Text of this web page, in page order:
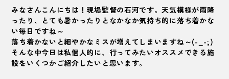
みなさんこんにちは！現場監督の石河です。天気模様が雨降
ったり、とても暑かったりとなかなか気持ち的に落ち着かな
い毎日ですね～
落ち着かないと細やかなミスが増えてしまいますね～(-_-;)
そんな中今日は私個人的に、行ってみたいオススメできる施
設をいくつかご紹介したいと思います。